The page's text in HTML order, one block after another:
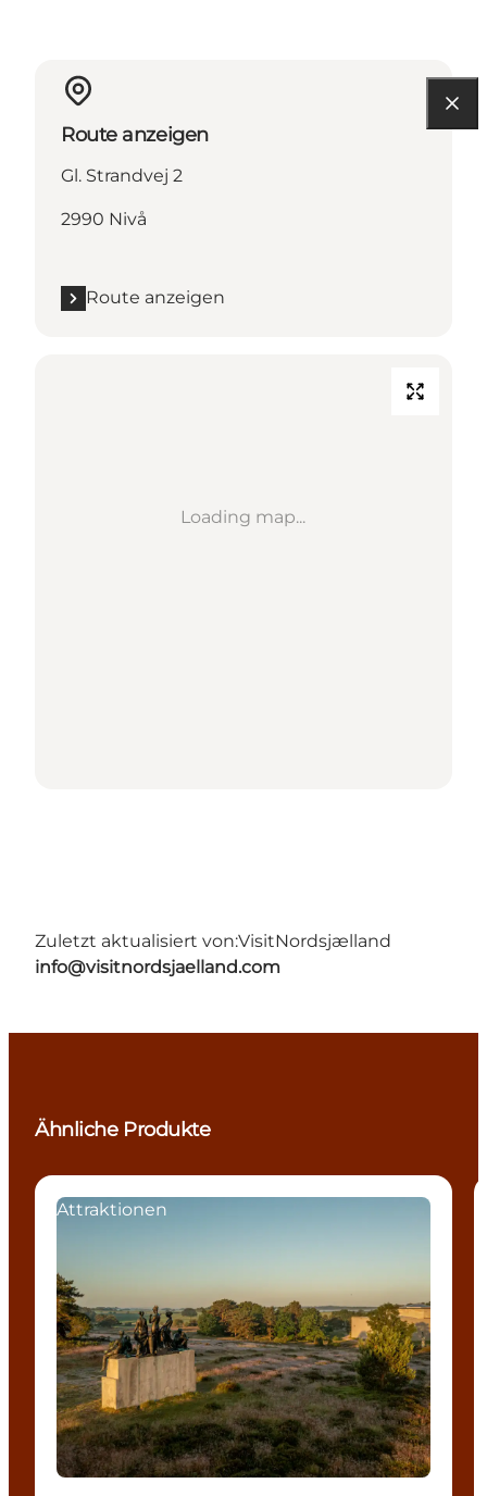
Route anzeigen
Gl. Strandvej 2
2990 Nivå
Route anzeigen
Loading map...
Zuletzt aktualisiert von:VisitNordsjælland
info@visitnordsjaelland.com
Ähnliche Produkte
Attraktionen